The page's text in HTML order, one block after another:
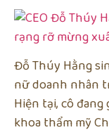
Đỗ Thúy Hằng
nữ doanh nhân
Hiện tại, cô
khoa thẩm mỹ